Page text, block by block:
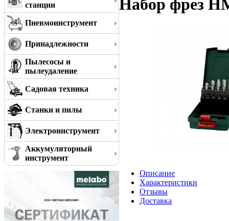
станции
Пневмоинструмент
Принадлежности
Пылесосы и
пылеудаление
Садовая техника
Станки и пилы
Электроинструмент
Аккумуляторный
инструмент
Набор фрез
Описание
Характеристики
Отзывы
Доставка